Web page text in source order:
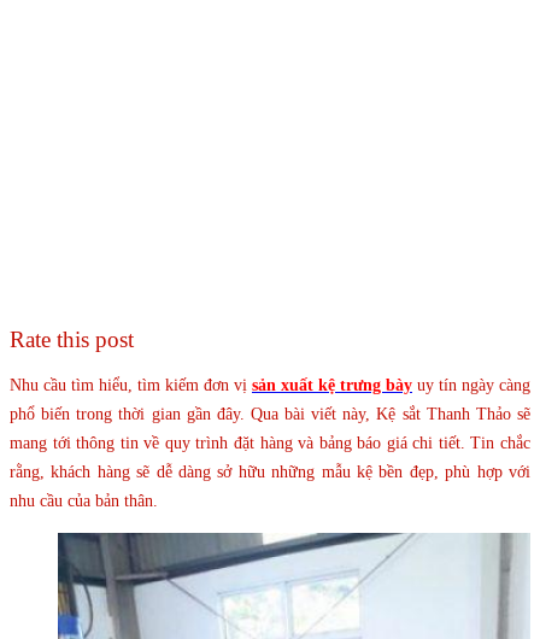
Rate this post
Nhu cầu tìm hiểu, tìm kiếm đơn vị sản xuất kệ trưng bày uy tín ngày càng
phổ biến trong thời gian gần đây. Qua bài viết này, Kệ sắt Thanh Thảo sẽ
mang tới thông tin về quy trình đặt hàng và bảng báo giá chi tiết. Tin chắc
rằng, khách hàng sẽ dễ dàng sở hữu những mẫu kệ bền đẹp, phù hợp với
nhu cầu của bản thân.